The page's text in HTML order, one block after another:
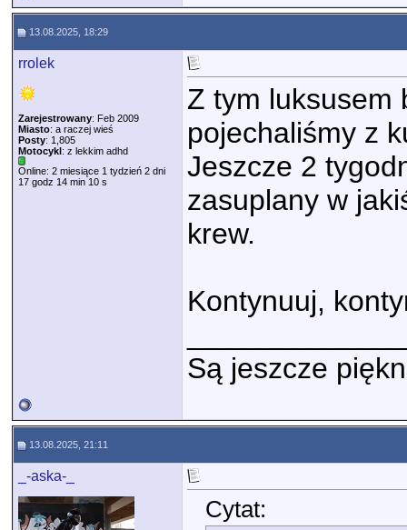
13.08.2025, 18:29
rrolek
Zarejestrowany: Feb 2009
Miasto: a raczej wieś
Posty: 1,805
Motocykl: z lekkim adhd
Online: 2 miesiące 1 tydzień 2 dni
17 godz 14 min 10 s
Z tym luksusem
pojechaliśmy z
Jeszcze 2
zasuplany w
krew.
Kontynuuj,
Są jeszcze
13.08.2025, 21:11
_-aska-_
Cytat: